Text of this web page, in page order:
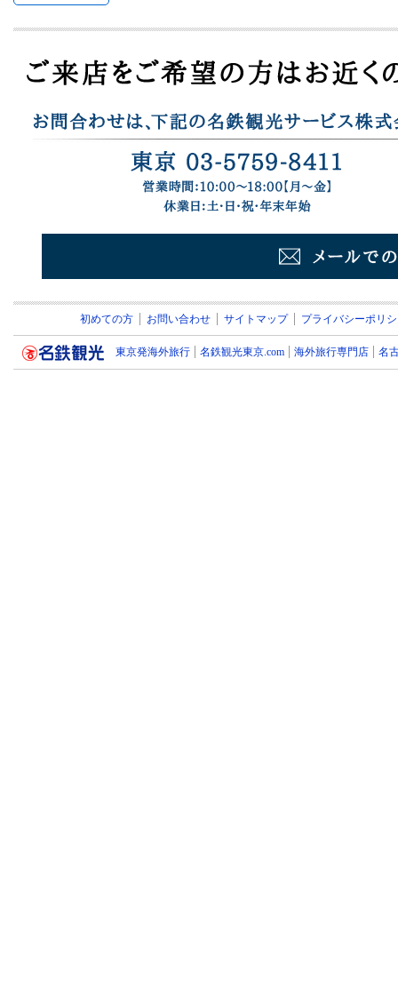
初めての方 お問い合わせ サイトマップ プライバシーポリ
東京発海外旅行 名鉄観光東京.com 海外旅行専門店 名